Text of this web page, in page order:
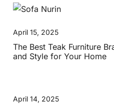
April 15, 2025
The Best Teak Furniture
and Style for Your Home
April 14, 2025